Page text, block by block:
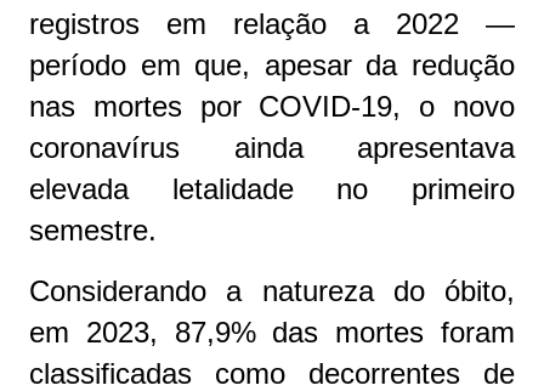
registros em relação a 2022 —
período em que, apesar da redução
nas mortes por COVID-19, o novo
coronavírus ainda apresentava
elevada letalidade no primeiro
semestre.
Considerando a natureza do óbito,
em 2023, 87,9% das mortes foram
classificadas como decorrentes de